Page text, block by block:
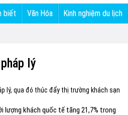
biết Văn Hóa Kinh nghiệm du lịch
lý
lý, qua đó thúc đẩy thị trường khách sạn
lượng khách quốc tế tăng 21,7% trong